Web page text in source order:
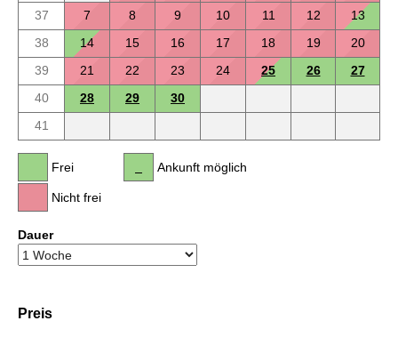
37
7 8 9 10 11 12
13
38
14 15 16 17 18 19
20
39
21 22 23 24 25 26
27
40
28 29
30
41
Frei
Nicht frei
Ankunft möglich
Dauer
Preis